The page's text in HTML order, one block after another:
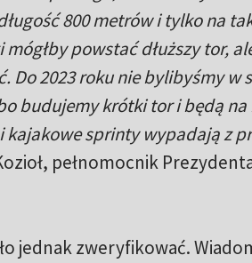
800 metrów i tylko na
powstać dłuższy tor,
Do 2023 roku nie bylibyśmy
budujemy krótki tor i będą
kajakowe sprinty wypadają z
pełnomocnik
jednak zweryfikować.